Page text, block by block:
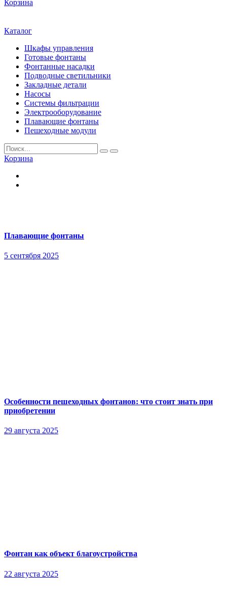
Корзина
Каталог
Шкафы управления
Готовые фонтаны
Фонтанные насадки
Подводные светильники
Закладные детали
Насосы
Системы фильтрации
Электрооборудование
Плавающие фонтаны
Пешеходные модули
Корзина
Плавающие фонтаны
5 сентября 2025
Особенности пешеходных фонтанов: что стоит знать при
приобретении
29 августа 2025
Фонтан как объект благоустройства
22 августа 2025